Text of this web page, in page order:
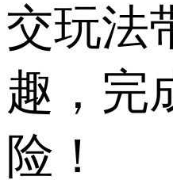
交玩法
趣，完
险！